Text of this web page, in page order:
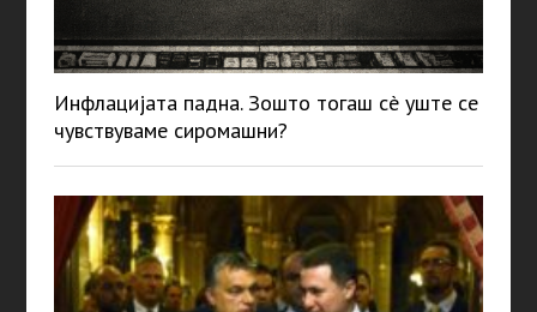
Инфлацијата падна. Зошто тогаш сè уште се
чувствуваме сиромашни?